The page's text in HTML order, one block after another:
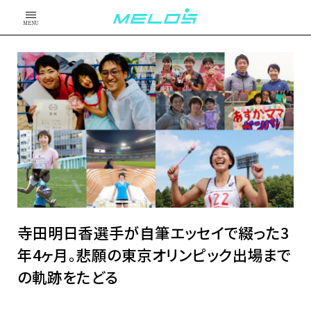
MENU
寺田明日香選手が自筆エッセイで綴った3
年4ヶ月。悲願の東京オリンピック出場まで
の軌跡をたどる